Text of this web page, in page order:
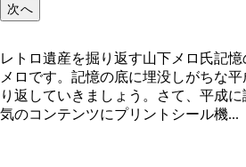
者には下まつげ用やシー
ピンクの綿棒、ハート形
セット
次へ
レトロ遺産を掘り返す山下メロ氏記
メロです。記憶の底に埋没しがちな
り返していきましょう。さて、平成
気のコンテンツにプリントシール機...